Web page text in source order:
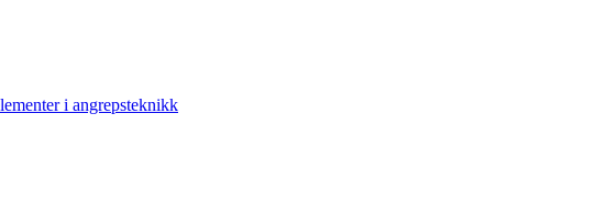
i angrepsteknikk